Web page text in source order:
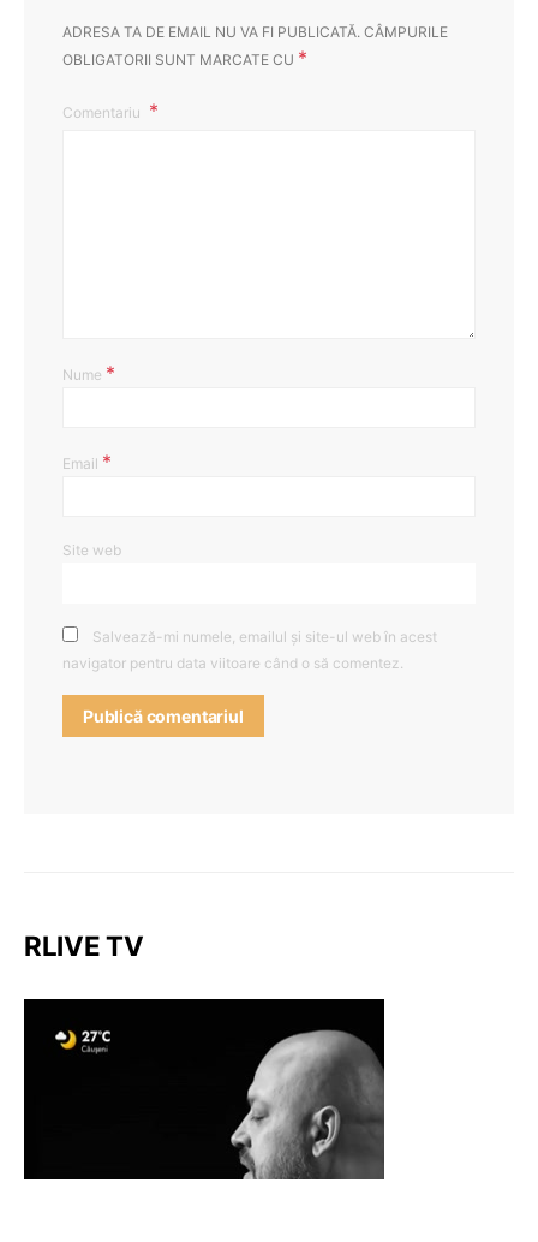
ADRESA TA DE EMAIL NU VA FI PUBLICATĂ. CÂMPURILE
OBLIGATORII SUNT MARCATE CU *
Comentariu
Nume *
Email *
Site web
Salvează-mi numele, emailul și site-ul web în acest
navigator pentru data viitoare când o să comentez.
RLIVE TV